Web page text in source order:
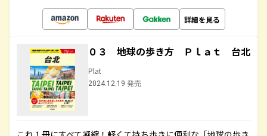
詳細を見る
０３ 地球の歩き方 Ｐｌａｔ 台北
Plat
2024.12.19 発売